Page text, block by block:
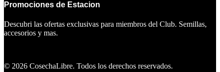
Promociones de Estacion
Descubri las ofertas exclusivas para miembros del Club. Semillas,
accesorios y mas.
© 2026 CosechaLibre. Todos los derechos reservados.